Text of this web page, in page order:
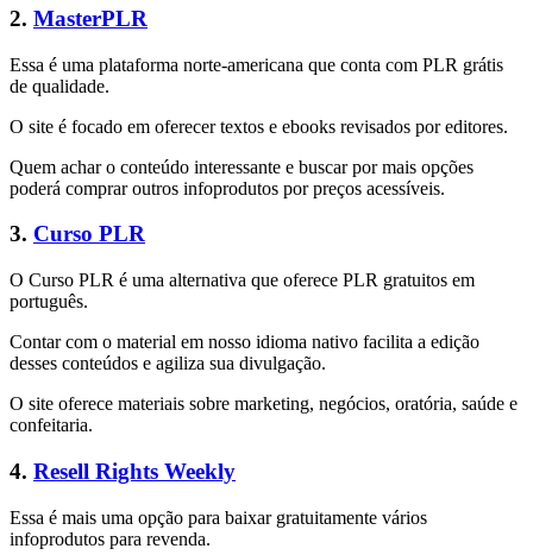
2. MasterPLR
Essa é uma plataforma norte-americana que conta com PLR grátis
de qualidade.
O site é focado em oferecer textos e ebooks revisados por editores.
Quem achar o conteúdo interessante e buscar por mais opções
poderá comprar outros infoprodutos por preços acessíveis.
3. Curso PLR
O Curso PLR é uma alternativa que oferece PLR gratuitos em
português.
Contar com o material em nosso idioma nativo facilita a edição
desses conteúdos e agiliza sua divulgação.
O site oferece materiais sobre marketing, negócios, oratória, saúde e
confeitaria.
4. Resell Rights Weekly
Essa é mais uma opção para baixar gratuitamente vários
infoprodutos para revenda.